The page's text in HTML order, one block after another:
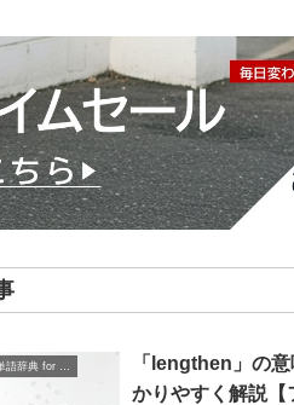
「lengthen」の
かりやすく解説【